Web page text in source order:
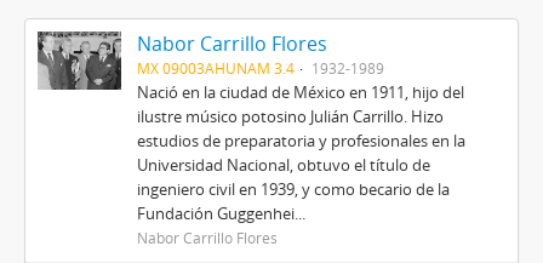
Nabor Carrillo Flores
MX 09003AHUNAM 3.4 1932-1989
Nació en la ciudad de México en 1911, hijo del
ilustre músico potosino Julián Carrillo. Hizo
estudios de preparatoria y profesionales en la
Universidad Nacional, obtuvo el título de
ingeniero civil en 1939, y como becario de la
Fundación Guggenhei...
Nabor Carrillo Flores